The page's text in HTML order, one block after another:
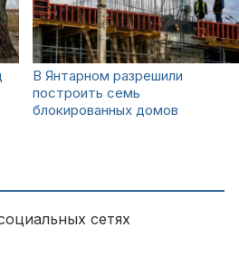
В Янтарном разрешили
построить семь
блокированных домов
сетях